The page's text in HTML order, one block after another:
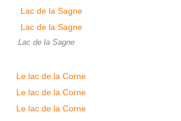
Lac de la Sagne